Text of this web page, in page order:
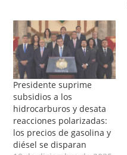
Presidente suprime
subsidios a los
hidrocarburos y desata
reacciones polarizadas:
los precios de gasolina y
diésel se disparan